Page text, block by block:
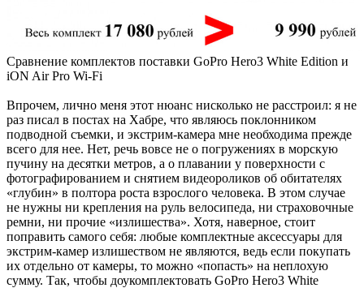
Сравнение комплектов поставки GoPro Hero3 White Edition и
iON Air Pro Wi-Fi
Впрочем, лично меня этот нюанс нисколько не расстроил: я не
раз писал в постах на Хабре, что являюсь поклонником
подводной съемки, и экстрим-камера мне необходима прежде
всего для нее. Нет, речь вовсе не о погружениях в морскую
пучину на десятки метров, а о плавании у поверхности с
фотографированием и снятием видеороликов об обитателях
«глубин» в полтора роста взрослого человека. В этом случае
не нужны ни крепления на руль велосипеда, ни страховочные
ремни, ни прочие «излишества». Хотя, наверное, стоит
поправить самого себя: любые комплектные аксессуары для
экстрим-камер излишеством не являются, ведь если покупать
их отдельно от камеры, то можно «попасть» на неплохую
сумму. Так, чтобы доукомплектовать GoPro Hero3 White